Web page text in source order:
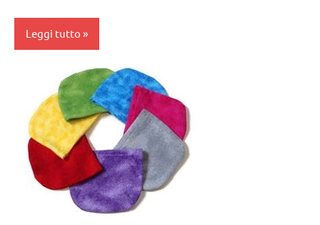
GUIDA
TUTTI GLI
ARGOMENTI
PER ETA'
TUTTI GLI
ARTICOLI
Leggi tutto
cura
dell'ambiente
da 0
a 3
anni